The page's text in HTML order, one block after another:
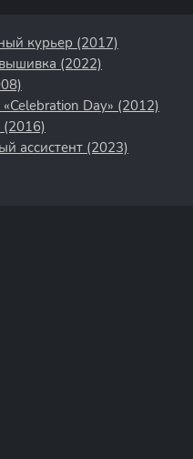
курьер (2017)
(2022)
Day» (2012)
(2016)
ассистент (2023)